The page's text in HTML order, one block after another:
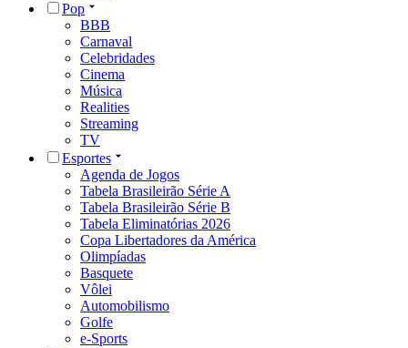
Pop
BBB
Carnaval
Celebridades
Cinema
Música
Realities
Streaming
TV
Esportes
Agenda de Jogos
Tabela Brasileirão Série A
Tabela Brasileirão Série B
Tabela Eliminatórias 2026
Copa Libertadores da América
Olimpíadas
Basquete
Vôlei
Automobilismo
Golfe
e-Sports